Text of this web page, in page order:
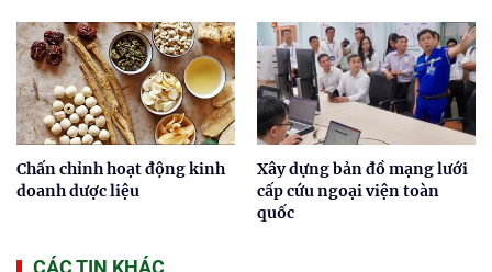
Chấn chỉnh hoạt động kinh
doanh dược liệu
Xây dựng bản đồ mạng lưới
cấp cứu ngoại viện toàn
quốc
CÁC TIN KHÁC